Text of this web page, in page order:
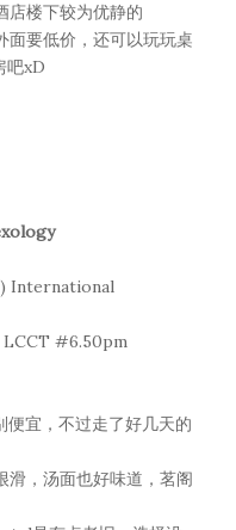
店楼下较为优静的
要低价，还可以玩玩桌
吧xD
International
LCCT #6.50pm
宜，不过走了好几天的
，汤面也好味道，茗阁